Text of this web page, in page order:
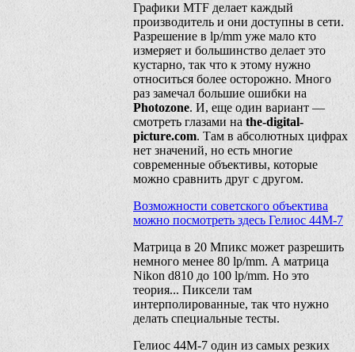
Графики MTF делает каждый
производитель и они доступны в сети.
Разрешение в lp/mm уже мало кто
измеряет и большинство делает это
кустарно, так что к этому нужно
относиться более осторожно. Много
раз замечал большие ошибки на
Photozone. И, еще один вариант —
смотреть глазами на the-digital-
picture.com. Там в абсолютных цифрах
нет значений, но есть многие
современные объективы, которые
можно сравнить друг с другом.
Возможности советского объектива
можно посмотреть здесь Гелиос 44М-7
Матрица в 20 Мпикс может разрешить
немного менее 80 lp/mm. А матрица
Nikon d810 до 100 lp/mm. Но это
теория... Пиксели там
интерполированные, так что нужно
делать специальные тесты.
Гелиос 44М-7 один из самых резких